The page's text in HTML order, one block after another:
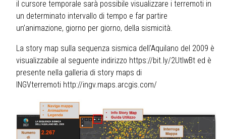
il cursore temporale sarà possibile visualizzare i terremoti in
un determinato intervallo di tempo e far partire
un’animazione, giorno per giorno, della sismicità.
La story map sulla sequenza sismica dell'Aquilano del 2009 è
visualizzabile al seguente indirizzo https://bit.ly/2UtlwBt ed è
presente nella galleria di story maps di
INGVterremoti http://ingv.maps.arcgis.com/